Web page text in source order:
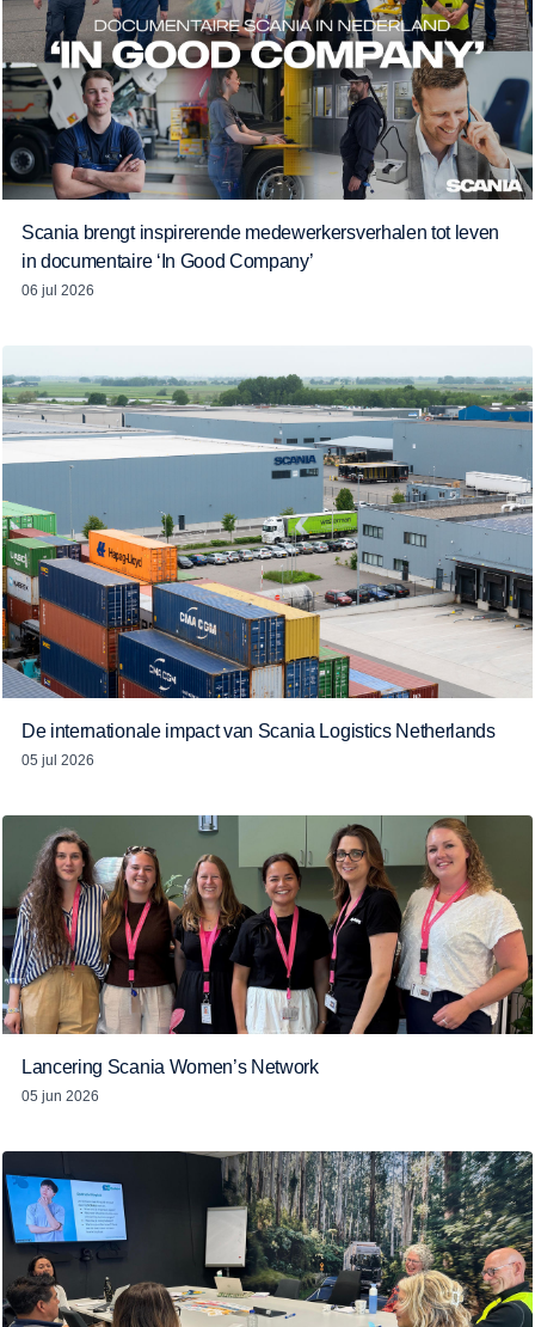
Scania brengt inspirerende medewerkersverhalen tot leven
in documentaire ‘In Good Company’
06 jul 2026
De internationale impact van Scania Logistics Netherlands
05 jul 2026
Lancering Scania Women’s Network
05 jun 2026